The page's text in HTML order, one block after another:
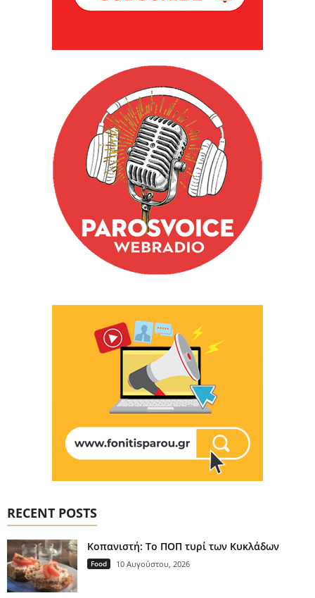
RECENT POSTS
Κοπανιστή: Το ΠΟΠ τυρί των Κυκλάδων
Food 10 Αυγούστου, 2026